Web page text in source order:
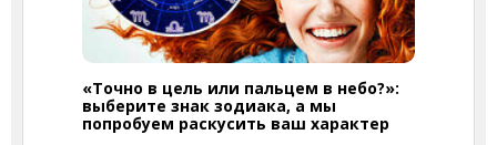
«Точно в цель или пальцем в небо?»:
выберите знак зодиака, а мы
попробуем раскусить ваш характер